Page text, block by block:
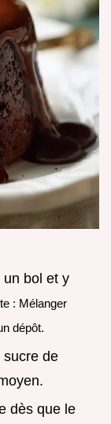
un bol et y
: Mélanger
dépôt.
sucre de
dès que le